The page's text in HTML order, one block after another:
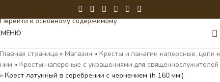
Перейти к основному содержимому
МЕНЮ
Главная страница » Магазин » Кресты и панагии наперсные, цепи к
ним » Кресты наперсные с украшениями для священнослужителей
» Крест латунный в серебрении с чернением (h 160 мм.)